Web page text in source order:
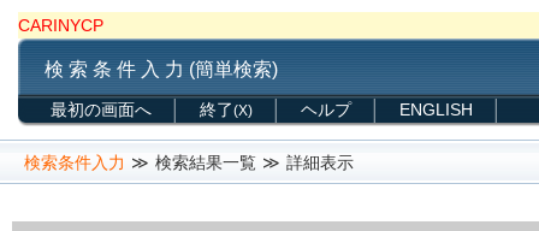
CARINYCP
検 索 条 件 入 力 (簡単検索)
最初の画面へ 終了(X) ヘルプ ENGLISH
検索条件入力 ≫ 検索結果一覧 ≫ 詳細表示